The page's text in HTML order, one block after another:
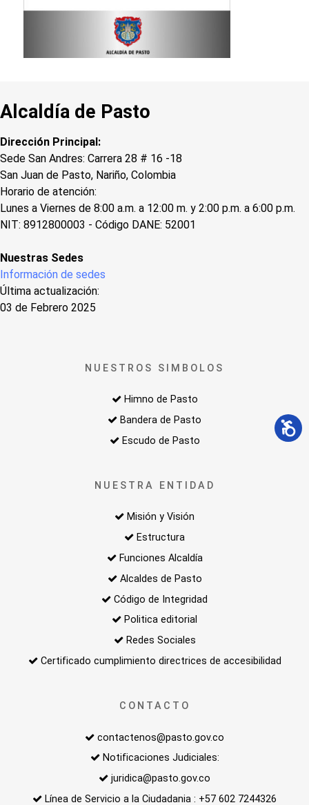
Alcaldía de Pasto
Dirección Principal:
Sede San Andres: Carrera 28 # 16 -18
San Juan de Pasto, Nariño, Colombia
Horario de atención:
Lunes a Viernes de 8:00 a.m. a 12:00 m. y 2:00 p.m. a 6:00 p.m.
NIT: 8912800003 - Código DANE: 52001
Nuestras Sedes
Información de sedes
Última actualización:
03 de Febrero 2025
NUESTROS SIMBOLOS
Himno de Pasto
Bandera de Pasto
Escudo de Pasto
NUESTRA ENTIDAD
Misión y Visión
Estructura
Funciones Alcaldía
Alcaldes de Pasto
Código de Integridad
Politica editorial
Redes Sociales
Certificado cumplimiento directrices de accesibilidad
CONTACTO
contactenos@pasto.gov.co
Notificaciones Judiciales:
juridica@pasto.gov.co
Línea de Servicio a la Ciudadania : +57 602 7244326